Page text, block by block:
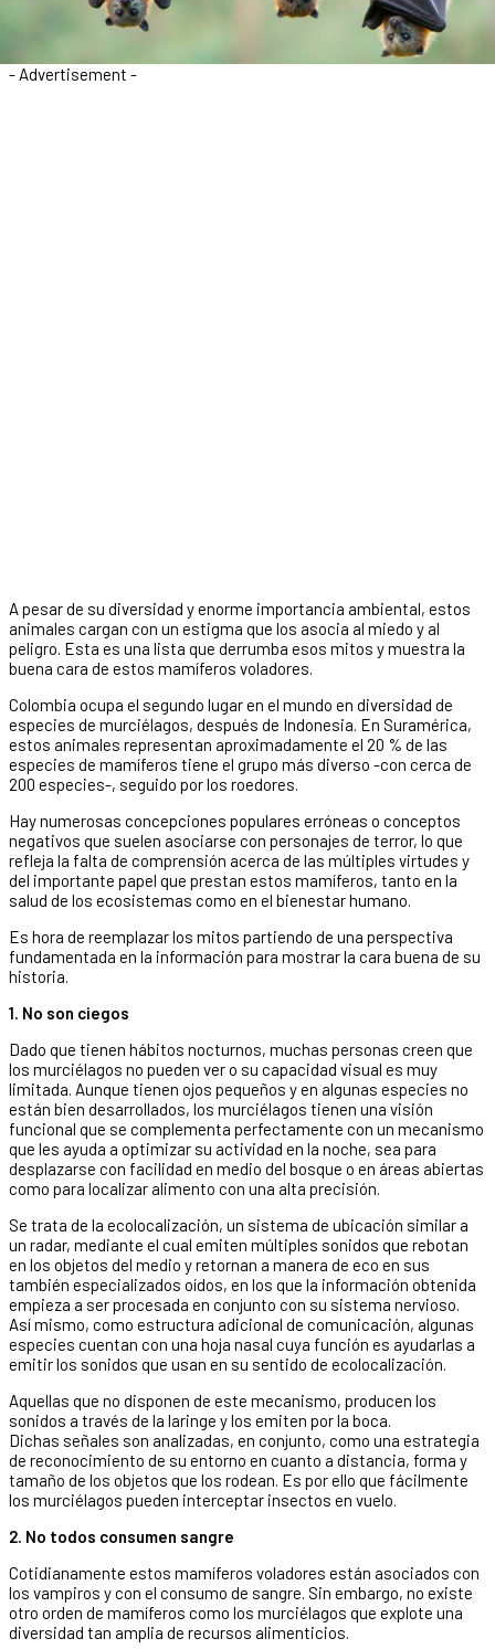
- Advertisement -
A pesar de su diversidad y enorme importancia ambiental, estos
animales cargan con un estigma que los asocia al miedo y al
peligro. Esta es una lista que derrumba esos mitos y muestra la
buena cara de estos mamíferos voladores.
Colombia ocupa el segundo lugar en el mundo en diversidad de
especies de murciélagos, después de Indonesia. En Suramérica,
estos animales representan aproximadamente el 20 % de las
especies de mamíferos tiene el grupo más diverso -con cerca de
200 especies-, seguido por los roedores.
Hay numerosas concepciones populares erróneas o conceptos
negativos que suelen asociarse con personajes de terror, lo que
refleja la falta de comprensión acerca de las múltiples virtudes y
del importante papel que prestan estos mamíferos, tanto en la
salud de los ecosistemas como en el bienestar humano.
Es hora de reemplazar los mitos partiendo de una perspectiva
fundamentada en la información para mostrar la cara buena de su
historia.
1. No son ciegos
Dado que tienen hábitos nocturnos, muchas personas creen que
los murciélagos no pueden ver o su capacidad visual es muy
limitada. Aunque tienen ojos pequeños y en algunas especies no
están bien desarrollados, los murciélagos tienen una visión
funcional que se complementa perfectamente con un mecanismo
que les ayuda a optimizar su actividad en la noche, sea para
desplazarse con facilidad en medio del bosque o en áreas abiertas
como para localizar alimento con una alta precisión.
Se trata de la ecolocalización, un sistema de ubicación similar a
un radar, mediante el cual emiten múltiples sonidos que rebotan
en los objetos del medio y retornan a manera de eco en sus
también especializados oídos, en los que la información obtenida
empieza a ser procesada en conjunto con su sistema nervioso.
Así mismo, como estructura adicional de comunicación, algunas
especies cuentan con una hoja nasal cuya función es ayudarlas a
emitir los sonidos que usan en su sentido de ecolocalización.
Aquellas que no disponen de este mecanismo, producen los
sonidos a través de la laringe y los emiten por la boca.
Dichas señales son analizadas, en conjunto, como una estrategia
de reconocimiento de su entorno en cuanto a distancia, forma y
tamaño de los objetos que los rodean. Es por ello que fácilmente
los murciélagos pueden interceptar insectos en vuelo.
2. No todos consumen sangre
Cotidianamente estos mamíferos voladores están asociados con
los vampiros y con el consumo de sangre. Sin embargo, no existe
otro orden de mamíferos como los murciélagos que explote una
diversidad tan amplia de recursos alimenticios.